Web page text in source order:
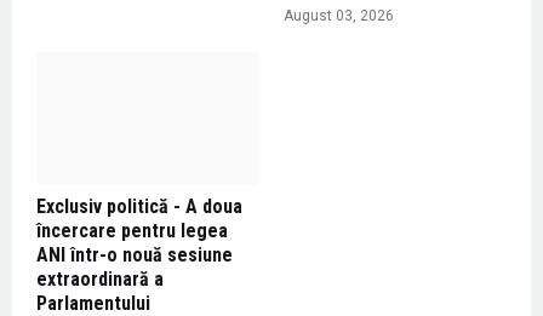
August 03, 2026
Exclusiv politică - A doua
încercare pentru legea
ANI într-o nouă sesiune
extraordinară a
Parlamentului